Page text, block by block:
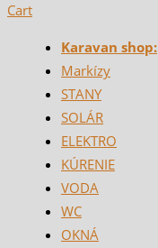
Cart
Karavan shop:
Markízy
STANY
SOLÁR
ELEKTRO
KÚRENIE
VODA
WC
OKNÁ